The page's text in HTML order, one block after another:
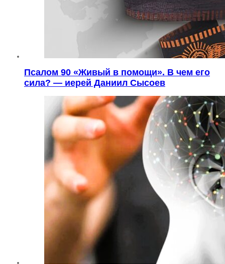
Псалом 90 «Живый в помощи». В чем его
сила? — иерей Даниил Сысоев